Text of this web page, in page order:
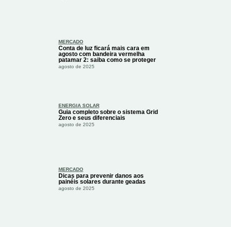
MERCADO
Conta de luz ficará mais cara em
agosto com bandeira vermelha
patamar 2: saiba como se proteger
agosto de 2025
ENERGIA SOLAR
Guia completo sobre o sistema Grid
Zero e seus diferenciais
agosto de 2025
MERCADO
Dicas para prevenir danos aos
painéis solares durante geadas
agosto de 2025